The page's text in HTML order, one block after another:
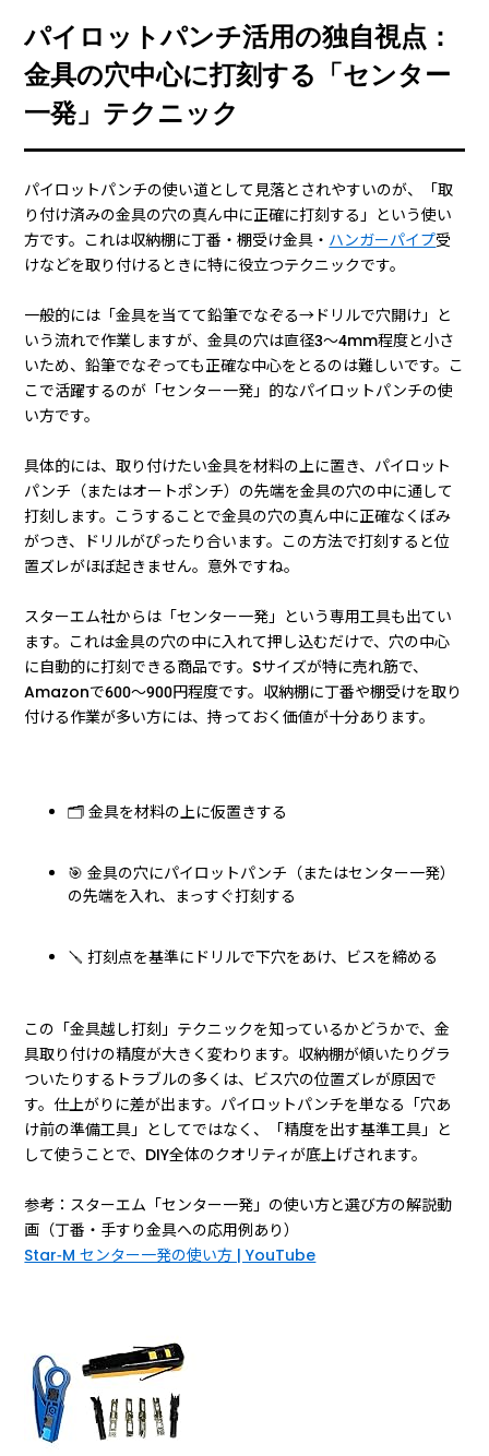
パイロットパンチ活用の独自視点：
金具の穴中心に打刻する「センター
一発」テクニック
パイロットパンチの使い道として見落とされやすいのが、「取
り付け済みの金具の穴の真ん中に正確に打刻する」という使い
方です。これは収納棚に丁番・棚受け金具・ ハンガーパイプ受
けなどを取り付けるときに特に役立つテクニックです。
一般的には「金具を当てて鉛筆でなぞる→ドリルで穴開け」と
いう流れで作業しますが、金具の穴は直径3〜4mm程度と小さ
いため、鉛筆でなぞっても正確な中心をとるのは難しいです。こ
こで活躍するのが「センター一発」的なパイロットパンチの使
い方です。
具体的には、取り付けたい金具を材料の上に置き、パイロット
パンチ（またはオートポンチ）の先端を金具の穴の中に通して
打刻します。こうすることで金具の穴の真ん中に正確なくぼみ
がつき、ドリルがぴったり合います。この方法で打刻すると位
置ズレがほぼ起きません。意外ですね。
スターエム社からは「センター一発」という専用工具も出てい
ます。これは金具の穴の中に入れて押し込むだけで、穴の中心
に自動的に打刻できる商品です。Sサイズが特に売れ筋で、
Amazonで600〜900円程度です。収納棚に丁番や棚受けを取り
付ける作業が多い方には、持っておく価値が十分あります。
🗂️ 金具を材料の上に仮置きする
🎯 金具の穴にパイロットパンチ（またはセンター一発）
の先端を入れ、まっすぐ打刻する
🪛 打刻点を基準にドリルで下穴をあけ、ビスを締める
この「金具越し打刻」テクニックを知っているかどうかで、金
具取り付けの精度が大きく変わります。収納棚が傾いたりグラ
ついたりするトラブルの多くは、ビス穴の位置ズレが原因で
す。仕上がりに差が出ます。パイロットパンチを単なる「穴あ
け前の準備工具」としてではなく、「精度を出す基準工具」と
して使うことで、DIY全体のクオリティが底上げされます。
参考：スターエム「センター一発」の使い方と選び方の解説動
画（丁番・手すり金具への応用例あり）
Star-M センター一発の使い方 | YouTube